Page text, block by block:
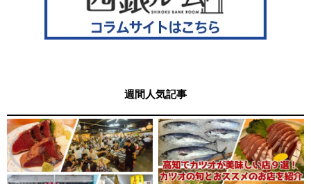
週間人気記事